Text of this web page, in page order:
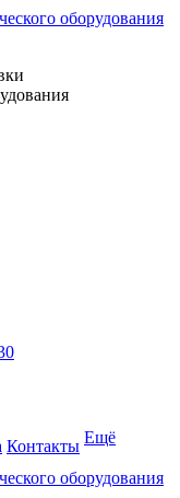
Контакты Ещё